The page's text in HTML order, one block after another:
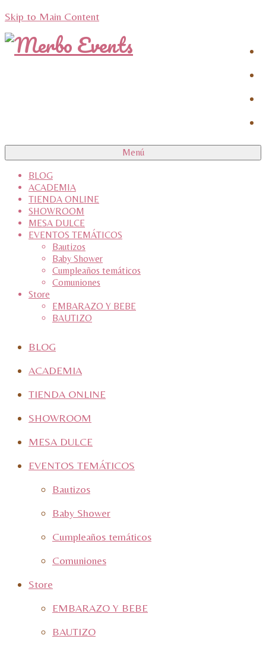
Skip to Main Content
Menú
BLOG
ACADEMIA
TIENDA ONLINE
SHOWROOM
MESA DULCE
EVENTOS TEMÁTICOS
Bautizos
Baby Shower
Cumpleaños temáticos
Comuniones
Store
EMBARAZO Y BEBE
BAUTIZO
BLOG
ACADEMIA
TIENDA ONLINE
SHOWROOM
MESA DULCE
EVENTOS TEMÁTICOS
Bautizos
Baby Shower
Cumpleaños temáticos
Comuniones
Store
EMBARAZO Y BEBE
BAUTIZO